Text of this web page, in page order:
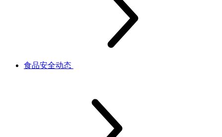
食品安全动态